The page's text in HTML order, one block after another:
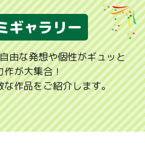
ギャラリー
由な発想や個性がギュッと
作が大集合！
作品をご紹介します。